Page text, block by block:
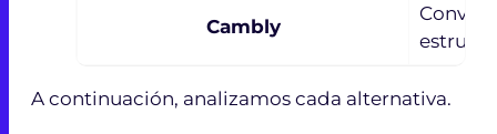
Cambly
A continuación, analizamos cada alternativa.